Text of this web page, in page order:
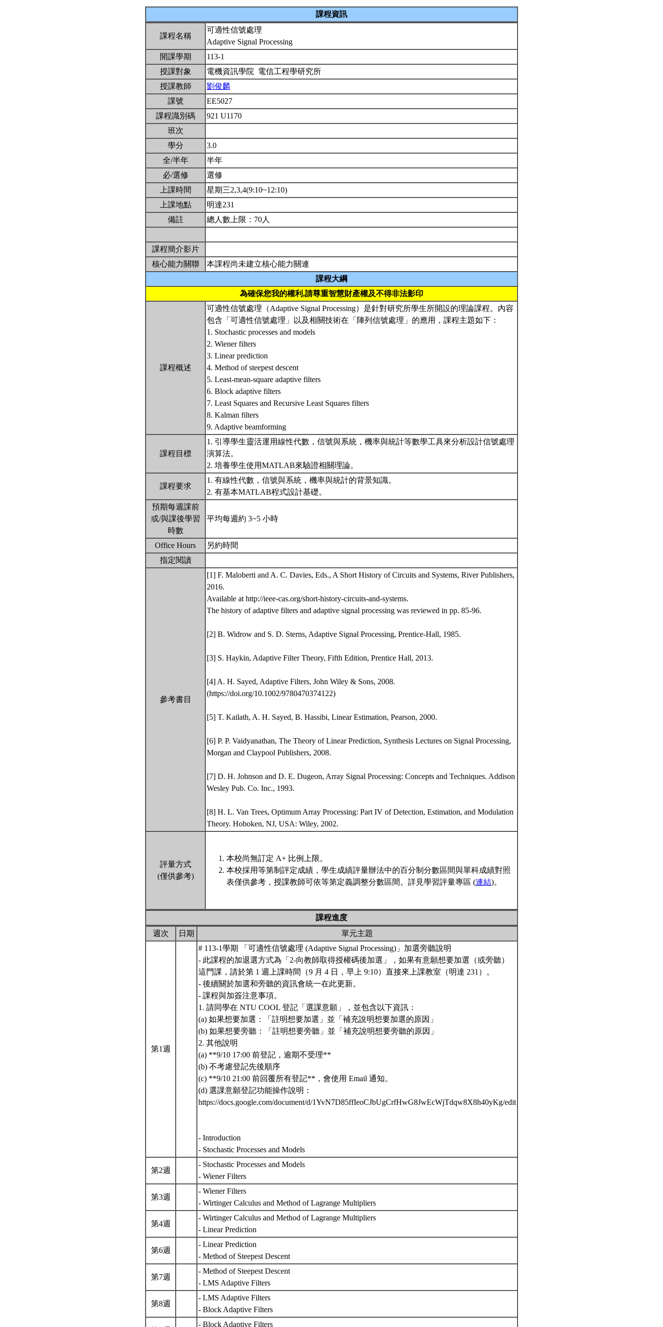
課程資訊
課程名稱
可適性信號處理
Adaptive Signal Processing
開課學期
113-1
授課對象
電機資訊學院 電信工程學研究所
授課教師
劉俊麟
課號
EE5027
課程識別碼
921 U1170
班次
學分
3.0
全/半年
半年
必/選修
選修
上課時間
星期三2,3,4(9:10~12:10)
上課地點
明達231
備註
總人數上限：70人
課程簡介影片
核心能力關聯
本課程尚未建立核心能力關連
課程大綱
為確保您我的權利,請尊重智慧財產權及不得非法影印
課程概述
可適性信號處理（Adaptive Signal Processing）是針對研究所學生所開設的理論課程。內容
包含「可適性信號處理」以及相關技術在「陣列信號處理」的應用，課程主題如下：
1. Stochastic processes and models
2. Wiener filters
3. Linear prediction
4. Method of steepest descent
5. Least-mean-square adaptive filters
6. Block adaptive filters
7. Least Squares and Recursive Least Squares filters
8. Kalman filters
9. Adaptive beamforming
課程目標
1. 引導學生靈活運用線性代數，信號與系統，機率與統計等數學工具來分析設計信號處理
演算法。
2. 培養學生使用MATLAB來驗證相關理論。
課程要求
1. 有線性代數，信號與系統，機率與統計的背景知識。
2. 有基本MATLAB程式設計基礎。
預期每週課前
或/與課後學習
時數
平均每週約 3~5 小時
Office Hours
另約時間
指定閱讀
參考書目
[1] F. Maloberti and A. C. Davies, Eds., A Short History of Circuits and Systems, River Publishers,
2016.
Available at http://ieee-cas.org/short-history-circuits-and-systems.
The history of adaptive filters and adaptive signal processing was reviewed in pp. 85-96.
[2] B. Widrow and S. D. Sterns, Adaptive Signal Processing, Prentice-Hall, 1985.
[3] S. Haykin, Adaptive Filter Theory, Fifth Edition, Prentice Hall, 2013.
[4] A. H. Sayed, Adaptive Filters, John Wiley & Sons, 2008.
(https://doi.org/10.1002/9780470374122)
[5] T. Kailath, A. H. Sayed, B. Hassibi, Linear Estimation, Pearson, 2000.
[6] P. P. Vaidyanathan, The Theory of Linear Prediction, Synthesis Lectures on Signal Processing,
Morgan and Claypool Publishers, 2008.
[7] D. H. Johnson and D. E. Dugeon, Array Signal Processing: Concepts and Techniques. Addison
Wesley Pub. Co. Inc., 1993.
[8] H. L. Van Trees, Optimum Array Processing: Part IV of Detection, Estimation, and Modulation
Theory. Hoboken, NJ, USA: Wiley, 2002.
評量方式
(僅供參考)
本校尚無訂定 A+ 比例上限。
本校採用等第制評定成績，學生成績評量辦法中的百分制分數區間與單科成績對照
表僅供參考，授課教師可依等第定義調整分數區間。詳見學習評量專區 (連結)。
課程進度
週次
日期 單元主題
第1週
# 113-1學期 「可適性信號處理 (Adaptive Signal Processing)」加選旁聽說明
- 此課程的加退選方式為「2-向教師取得授權碼後加選」，如果有意願想要加選（或旁聽）
這門課，請於第 1 週上課時間（9 月 4 日，早上 9:10）直接來上課教室（明達 231）。
- 後續關於加選和旁聽的資訊會統一在此更新。
- 課程與加簽注意事項。
1. 請同學在 NTU COOL 登記「選課意願」，並包含以下資訊：
(a) 如果想要加選：「註明想要加選」並「補充說明想要加選的原因」
(b) 如果想要旁聽：「註明想要旁聽」並「補充說明想要旁聽的原因」
2. 其他說明
(a) **9/10 17:00 前登記，逾期不受理**
(b) 不考慮登記先後順序
(c) **9/10 21:00 前回覆所有登記**，會使用 Email 通知。
(d) 選課意願登記功能操作說明：
https://docs.google.com/document/d/1YvN7D85ffIeoCJbUgCrfHwG8JwEcWjTdqw8X8h40yKg/edit
- Introduction
- Stochastic Processes and Models
第2週
- Stochastic Processes and Models
- Wiener Filters
第3週
- Wiener Filters
- Wirtinger Calculus and Method of Lagrange Multipliers
第4週
- Wirtinger Calculus and Method of Lagrange Multipliers
- Linear Prediction
第6週
- Linear Prediction
- Method of Steepest Descent
第7週
- Method of Steepest Descent
- LMS Adaptive Filters
第8週
- LMS Adaptive Filters
- Block Adaptive Filters
- Block Adaptive Filters